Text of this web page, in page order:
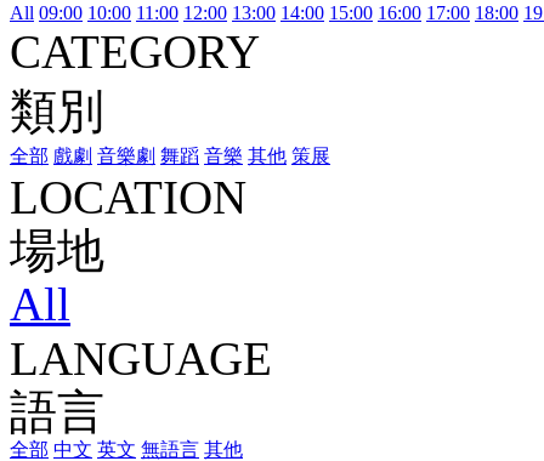
All 09:00 10:00 11:00 12:00 13:00 14:00 15:00 16:00 17:00 18:00
CATEGORY
類別
全部 戲劇 音樂劇 舞蹈 音樂 其他 策展
LOCATION
場地
All
LANGUAGE
語言
全部 中文 英文 無語言 其他